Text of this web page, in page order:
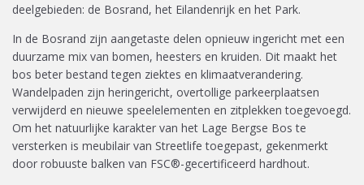
deelgebieden: de Bosrand, het Eilandenrijk en het Park.
In de Bosrand zijn aangetaste delen opnieuw ingericht met een
duurzame mix van bomen, heesters en kruiden. Dit maakt het
bos beter bestand tegen ziektes en klimaatverandering.
Wandelpaden zijn heringericht, overtollige parkeerplaatsen
verwijderd en nieuwe speelelementen en zitplekken toegevoegd.
Om het natuurlijke karakter van het Lage Bergse Bos te
versterken is meubilair van Streetlife toegepast, gekenmerkt
door robuuste balken van FSC®-gecertificeerd hardhout.